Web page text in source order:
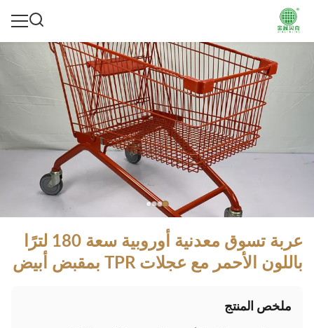
عربة تسوق معدنية أوروبية سعة 180 لترًا
باللون الأحمر مع عجلات TPR بمقبض أبيض
ملخص المنتج